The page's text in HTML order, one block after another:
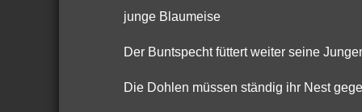
junge Blaumeise
Der Buntspecht füttert weiter seine
Die Dohlen müssen ständig ihr Nest